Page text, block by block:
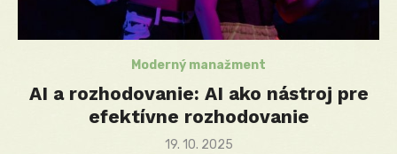
Moderný manažment
AI a rozhodovanie: AI ako nástroj pre
efektívne rozhodovanie
Posted
19. 10. 2025